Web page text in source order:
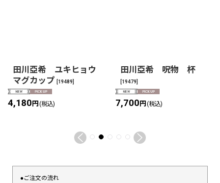
田川亞希 ユキヒョウ
マグカップ [19489]
4,180円 (税込)
田川亞希 呪物 杯
[19479]
7,700円 (税込)
●ご注文の流れ